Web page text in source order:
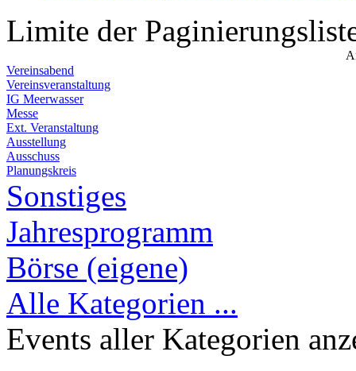
Limite der
Vereinsabend
Vereinsveranstaltung
IG Meerwasser
Messe
Ext. Veranstaltung
Ausstellung
Ausschuss
Planungskreis
Sonstiges
Jahresprogramm
Börse (eigene)
Alle Kategorien ...
Events aller Kategorien